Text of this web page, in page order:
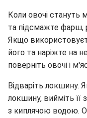
Коли овочі стануть
та підсмажте фарш,
Якщо
його та наріжте на
поверніть овочі і
Відваріть локшину.
локшину, вийміть її
з киплячою водою.